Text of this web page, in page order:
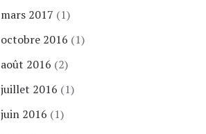
mars 2017 (1)
octobre 2016 (1)
août 2016 (2)
juillet 2016 (1)
juin 2016 (1)